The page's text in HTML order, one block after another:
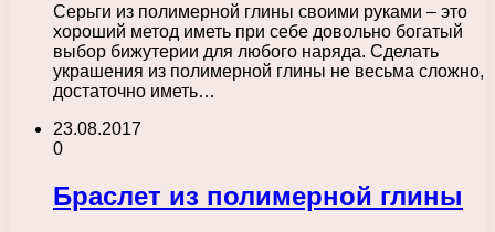
Серьги из полимерной глины своими руками – это
хороший метод иметь при себе довольно богатый
выбор бижутерии для любого наряда. Сделать
украшения из полимерной глины не весьма сложно,
достаточно иметь…
23.08.2017
0
Браслет из полимерной глины